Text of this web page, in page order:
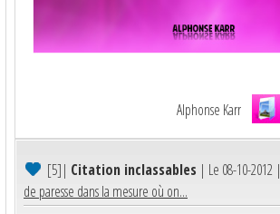
Alphonse Karr
[5]| Citation inclassables | Le 08-10-2012 |
de paresse dans la mesure où on...